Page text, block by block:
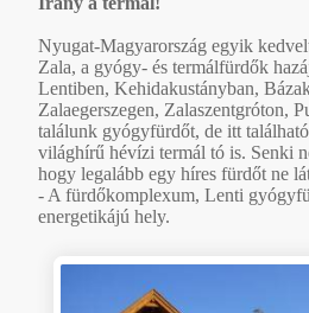
Nyugat-Magyarország egyik
Zala, a gyógy- és termálfürdők
Lentiben, Kehidakustányban,
Zalaegerszegen, Zalaszentgróton,
találunk gyógyfürdőt, de itt
világhírű hévízi termál tó is. Senki
hogy legalább egy híres fürdőt ne
- A fürdőkomplexum, Lenti
energetikájú hely.